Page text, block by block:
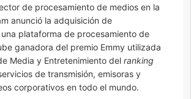
de procesamiento de medios en la
anunció la adquisición de
plataforma de procesamiento de
ganadora del premio Emmy utilizada
Media y Entretenimiento del ranking
de transmisión, emisoras y
corporativos en todo el mundo.